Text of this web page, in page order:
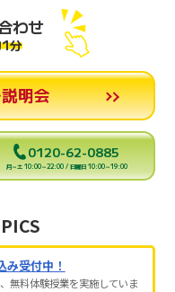
わせ
分
明会
0120-62-0885
月～土 10:00～22:00 / 日曜日 10:00～19:00
み受付中！
無料体験授業を実施していま